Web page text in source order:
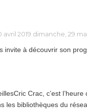
2019 dimanche, 29
invite à découvrir son
Crac, c’est
les bibliothèques du